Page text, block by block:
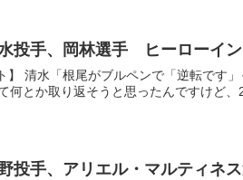
手、岡林選手 ヒーローイン
】 清水「根尾がブルペンで「逆転です
何とか取り返そうと思ったんですけど
投手、アリエル・マルティネ